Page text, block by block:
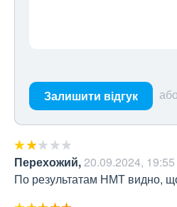
Залишити відгук або
Перехожий,20.09.2024, 19:55
По результатам НМТ видно,